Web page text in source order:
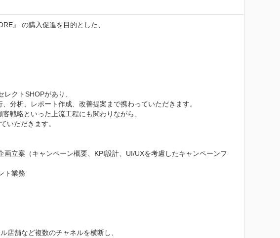
』 の購入促進を目的とした、
クトSHOPがあり、
分析、レポート作成、改善提案まで携わっていただきます。
戦略といった上流工程にも関わりながら、
いただきます。
立案（キャンペーン概要、KPI設計、UI/UXを考慮したキャンペーンフ
ト業務
店舗など複数のチャネルを横断し、